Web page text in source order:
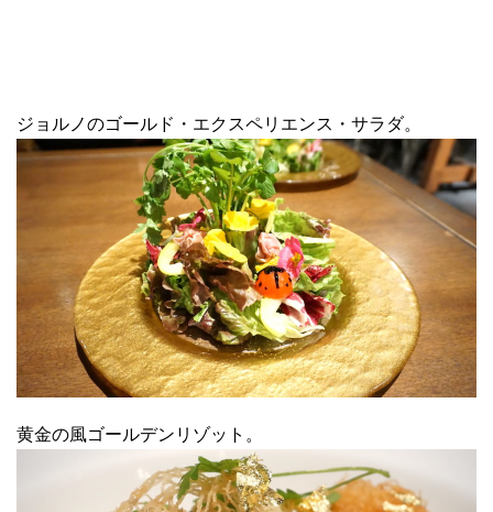
ジョルノのゴールド・エクスペリエンス・サラダ。
黄金の風ゴールデンリゾット。